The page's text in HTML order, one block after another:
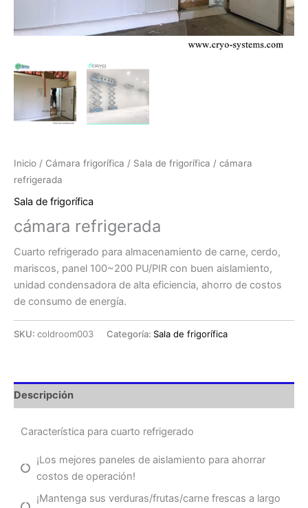
Inicio / Cámara frigorífica / Sala de frigorífica / cámara
refrigerada
Sala de frigorífica
cámara refrigerada
Cuarto refrigerado para almacenamiento de carne, cerdo,
mariscos, panel 100~200 PU/PIR con buen aislamiento,
unidad condensadora de alta eficiencia, ahorro de costos
de consumo de energía.
SKU: coldroom003 Categoría: Sala de frigorífica
Descripción
Característica para cuarto refrigerado
¡Los mejores paneles de aislamiento para ahorrar
costos de operación!
¡Mantenga sus verduras/frutas/carne frescas a largo